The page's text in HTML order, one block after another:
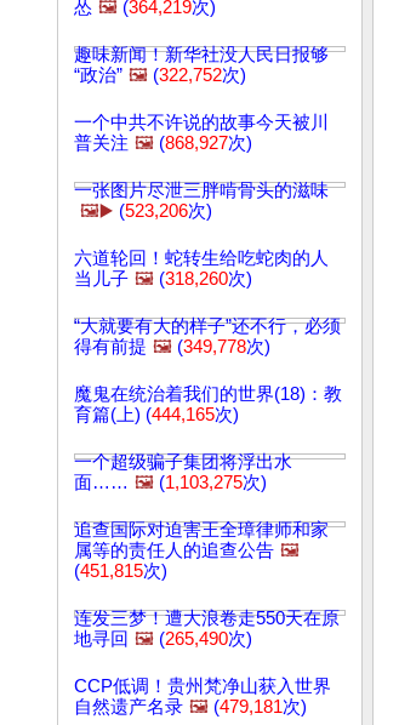
怂 🖼️ (364,219次)
趣味新闻！新华社没人民日报够
“政治” 🖼️ (322,752次)
一个中共不许说的故事今天被川
普关注 🖼️ (868,927次)
一张图片尽泄三胖啃骨头的滋味
🖼️▶️ (523,206次)
六道轮回！蛇转生给吃蛇肉的人
当儿子 🖼️ (318,260次)
“大就要有大的样子”还不行，必须
得有前提 🖼️ (349,778次)
魔鬼在统治着我们的世界(18)：教
育篇(上) (444,165次)
一个超级骗子集团将浮出水
面…… 🖼️ (1,103,275次)
追查国际对迫害王全璋律师和家
属等的责任人的追查公告 🖼️
(451,815次)
连发三梦！遭大浪卷走550天在原
地寻回 🖼️ (265,490次)
CCP低调！贵州梵净山获入世界
自然遗产名录 🖼️ (479,181次)